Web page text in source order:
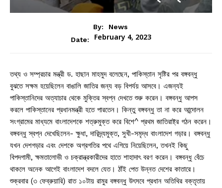
By:
News
Date:
February 4, 2023
তথ্য ও সম্প্রচার মন্ত্রী ড. হাছান মাহমুদ বলেছেন, পাকিস্তান সৃষ্টির পর বঙ্গবন্ধু
বুঝতে সক্ষম হয়েছিলেন বাঙালি জাতির জন্য বড় বিপর্যয় আসবে। এজন্যই
পাকিস্তানিদের অত্যাচার থেকে মুক্তির স্বপ্ন দেখতে শুরু করেন। বঙ্গবন্ধু আপস
করলে পাকিস্তানের প্রধানমন্ত্রী হতে পারতেন। কিন্তু বঙ্গবন্ধু তা না করে আন্দোলন
সংগ্রামের মাধ্যমে বাংলাদেশকে শত্রুমুক্ত করে বিশে^ প্রথম জাতিরাষ্ট্র গঠন করেন।
বঙ্গবন্ধু স্বপ্ন দেখেছিলেন- ক্ষুধা, দারিদ্র্যমুক্ত, সুখী-সমৃদ্ধ বাংলাদেশ গড়ার। বঙ্গবন্ধু
যখন দেশগড়ার এবং দেশকে অগ্রগতির পথে এগিয়ে নিয়েছিলেন, তখনই কিছু
বিপদগামী, ক্ষমতালোভী ও চক্রান্ত্রকারীদের হাতে শাহাদাৎ বরণ করেন। বঙ্গবন্ধু বেঁচে
থাকলে অনেক আগেই বাংলাদেশ বদলে যেত। ঠাঁই পেত উন্নত দেশের কাতারে।
শুক্রবার (৩ ফেব্রুয়ারি) রাত ১০টায় রামুর বঙ্গবন্ধু উৎসবে প্রধান অতিথির বক্তৃতায়